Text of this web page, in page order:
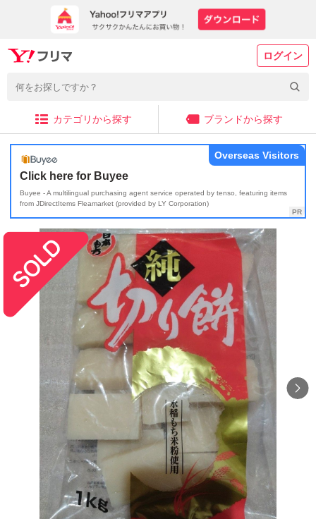
ログイン
カテゴリから探す ブランドから探す
Click here for Buyee
Buyee - A multilingual purchasing agent service operated by tenso, featuring items
from JDirectItems Fleamarket (provided by LY Corporation)
Overseas Visitors